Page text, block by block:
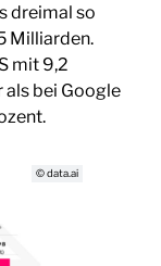
dreimal so
Milliarden.
mit 9,2
als bei Google
© data.ai